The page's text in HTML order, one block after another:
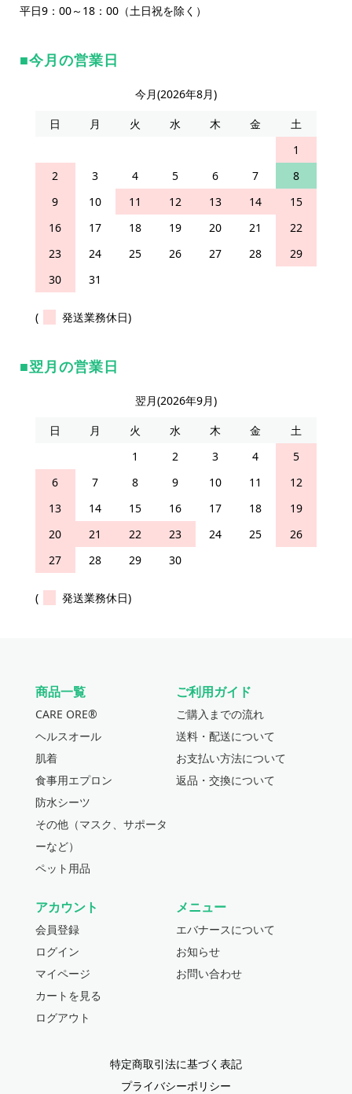
平日9：00～18：00（土日祝を除く）
今月の営業日
今月(2026年8月)
日
月 火 水 木 金
土
1
2
3 4 5 6 7
8
9
10 11 12 13 14
15
16
17 18 19 20 21
22
23
24 25 26 27 28
29
30
31
( 発送業務休日)
翌月の営業日
翌月(2026年9月)
日
月 火 水 木 金
土
1
2 3 4
5
6
7 8 9 10 11
12
13
14 15 16 17 18
19
20
21 22 23 24 25
26
27
28 29 30
( 発送業務休日)
商品一覧
CARE ORE®
ヘルスオール
肌着
食事用エプロン
防水シーツ
その他（マスク、サポータ
ーなど）
ペット用品
ご利用ガイド
ご購入までの流れ
送料・配送について
お支払い方法について
返品・交換について
アカウント
会員登録
ログイン
マイページ
カートを見る
ログアウト
メニュー
エバナースについて
お知らせ
お問い合わせ
特定商取引法に基づく表記
プライバシーポリシー